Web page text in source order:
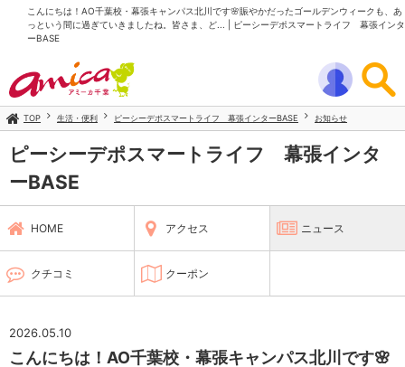
こんにちは！AO千葉校・幕張キャンパス北川です🌸賑やかだったゴールデンウィークも、あ
っという間に過ぎていきましたね。皆さま、ど... | ピーシーデポスマートライフ 幕張インタ
ーBASE
TOP 生活・便利 ピーシーデポスマートライフ 幕張インターBASE お知らせ
ピーシーデポスマートライフ 幕張インタ
ーBASE
HOME アクセス ニュース
クチコミ クーポン
2026.05.10
こんにちは！AO千葉校・幕張キャンパス北川です🌸